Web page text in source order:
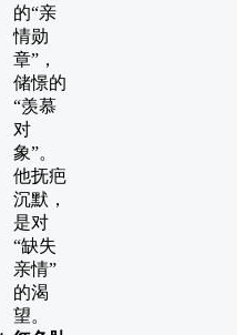
的“亲
情勋
章”，
储憬的
“羡慕
对
象”。
他抚疤
沉默，
是对
“缺失
亲情”
的渴
望。